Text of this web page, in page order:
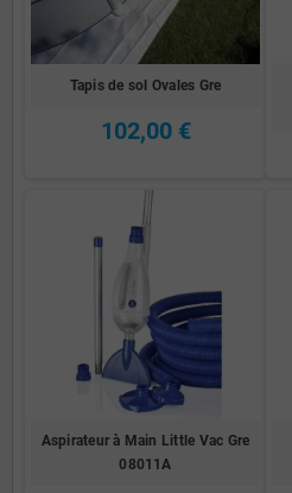
Tapis de sol Ovales Gre
102,00 €
Aspirateur à Main Little Vac Gre
08011A